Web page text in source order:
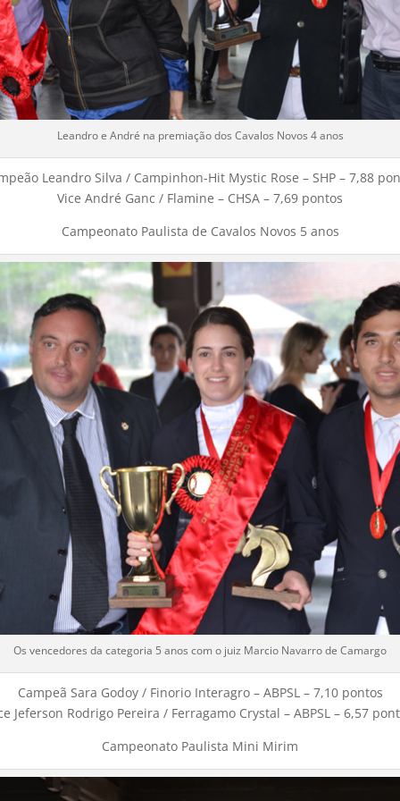
Leandro e André na premiação dos Cavalos Novos 4 anos
Leandro Silva / Campinhon-Hit Mystic Rose – SHP – 7,88
Vice André Ganc / Flamine – CHSA – 7,69 pontos
Campeonato Paulista de Cavalos Novos 5 anos
Os vencedores da categoria 5 anos com o juiz Marcio Navarro de Camargo
Campeã Sara Godoy / Finorio Interagro – ABPSL – 7,10 pontos
Jeferson Rodrigo Pereira / Ferragamo Crystal – ABPSL – 6,57
Campeonato Paulista Mini Mirim